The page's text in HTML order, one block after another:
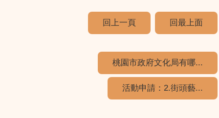
回上一頁 回最上面
桃園市政府文化局有哪...
活動申請：2.街頭藝...